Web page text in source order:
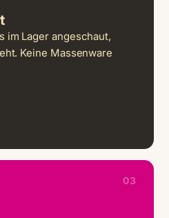
im Lager angeschaut,
Keine Massenware
03